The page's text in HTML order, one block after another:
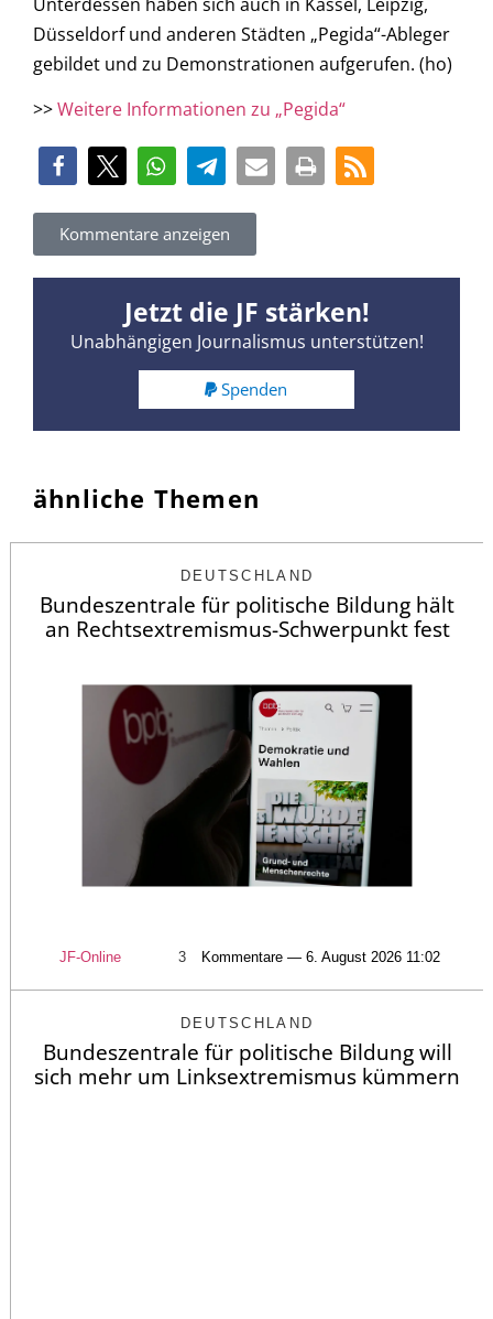
Düsseldorf und anderen Städten „Pegida“-Ableger
gebildet und zu Demonstrationen aufgerufen. (ho)
>>Weitere Informationen zu „Pegida“
Kommentare anzeigen
Jetzt die JF stärken!
Unabhängigen Journalismus unterstützen!
Spenden
ähnliche Themen
DEUTSCHLAND
Bundeszentrale für politische Bildung hält
an Rechtsextremismus-Schwerpunkt fest
JF-Online 3 Kommentare — 6. August 2026 11:02
DEUTSCHLAND
Bundeszentrale für politische Bildung will
sich mehr um Linksextremismus kümmern